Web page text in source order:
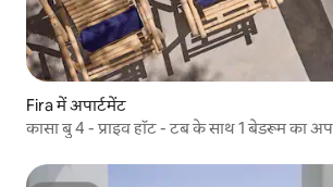
Fira में अपार्टमेंट
कासा बु 4 - प्राइव हॉट - टब के साथ 1 बेडरूम का